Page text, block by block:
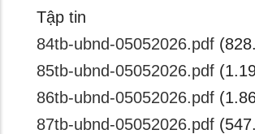
Tập tin
84tb-ubnd-05052026.pdf
85tb-ubnd-05052026.pdf
86tb-ubnd-05052026.pdf
87tb-ubnd-05052026.pdf